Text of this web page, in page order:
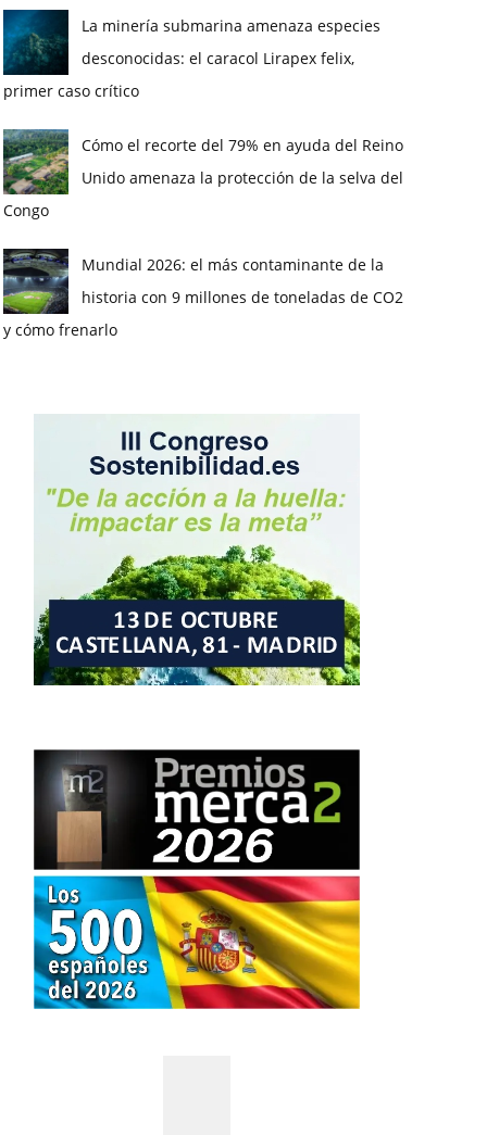
La minería submarina amenaza especies
desconocidas: el caracol Lirapex felix,
primer caso crítico
Cómo el recorte del 79% en ayuda del Reino
Unido amenaza la protección de la selva del
Congo
Mundial 2026: el más contaminante de la
historia con 9 millones de toneladas de CO2
y cómo frenarlo